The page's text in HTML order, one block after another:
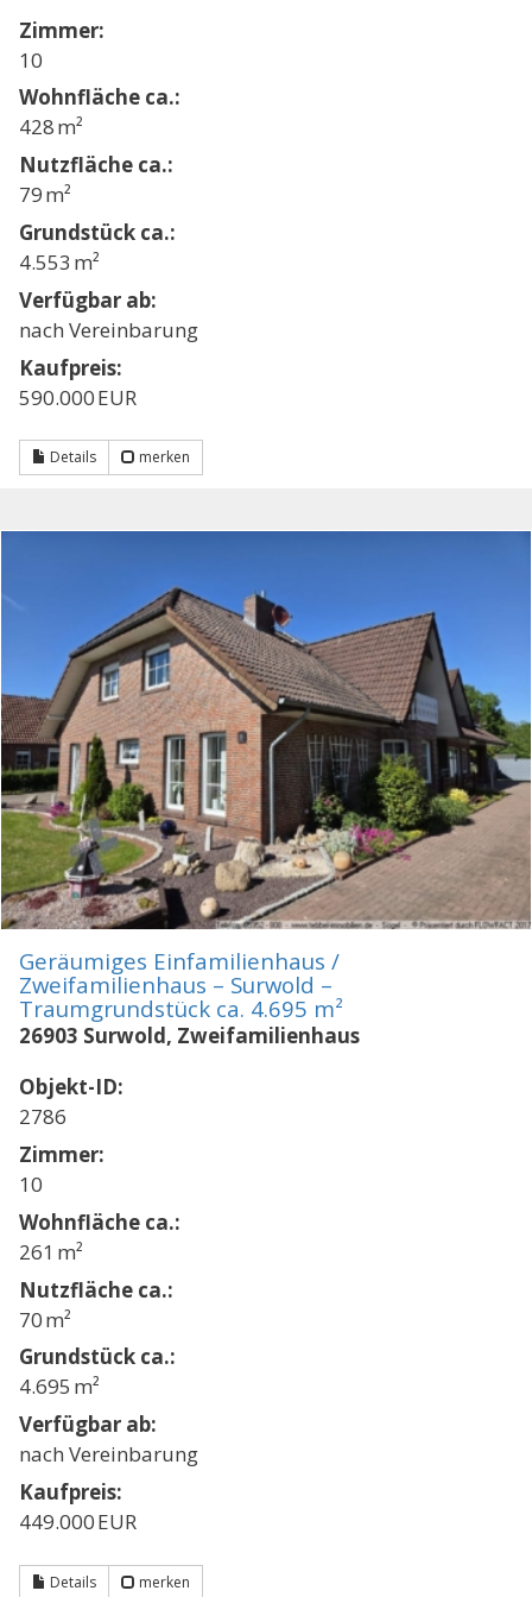
Zimmer:
10
Wohnfläche ca.:
428 m²
Nutzfläche ca.:
79 m²
Grund­stück ca.:
4.553 m²
Verfügbar ab:
nach Vereinbarung
Kaufpreis:
590.000 EUR
Details merken
Geräumiges Einfamilienhaus /
Zweifamilienhaus – Surwold –
Traumgrundstück ca. 4.695 m²
26903 Surwold, Zweifamilienhaus
Objekt-ID:
2786
Zimmer:
10
Wohnfläche ca.:
261 m²
Nutzfläche ca.:
70 m²
Grund­stück ca.:
4.695 m²
Verfügbar ab:
nach Vereinbarung
Kaufpreis:
449.000 EUR
Details merken